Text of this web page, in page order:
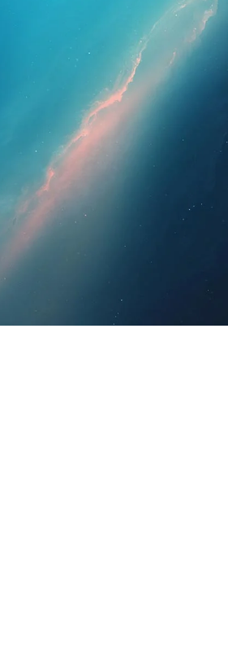
For Patients